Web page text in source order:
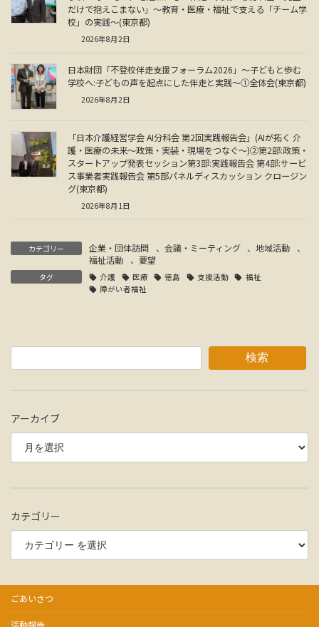
だけで抱えこまない」～教育・医療・福祉で支える「チーム学
校」の実践～(東京都)
2026年8月2日
日本財団「不登校伴走支援フォーラム2026」～子どもと歩む
学校へ:子どもの声を起点にした伴走と実践～①全体会(東京都)
2026年8月2日
「日本介護経営学会 AI分科会 第2回実践報告会」(AIが拓く 介
護・医療の未来～政策・実装・現場をつなぐ～)②第2部:政策・
スタートアップ発表セッション第3部:実践報告会 第4部:サービ
ス事業者実践報告会 第5部パネルディスカッション クロージン
グ(東京都)
2026年8月1日
カテゴリー 企業・団体訪問 、 会議・ミーティング 、地域活動
、
福祉活動
、 要望
タグ 介護 医療 徳島 支援活動
福祉
障がい者福祉
検索
アーカイブ
カテゴリー
ごあいさつ